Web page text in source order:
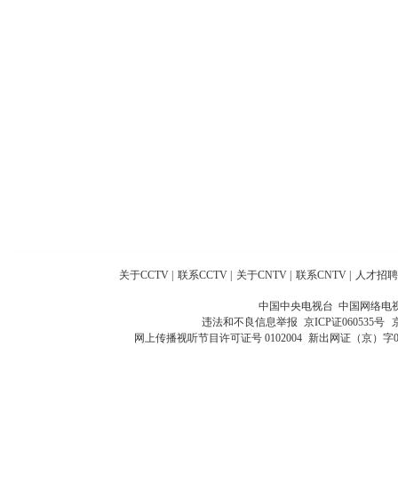
关于CCTV 联系CCTV 关于CNTV 联系CNTV 人才招聘
中国中央电视台 中国网络电
违法和不良信息举报 京ICP证060535号
网上传播视听节目许可证号 0102004 新出网证（京）